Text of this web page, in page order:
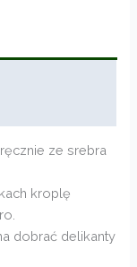
ze srebra
kroplę
dobrać delikanty